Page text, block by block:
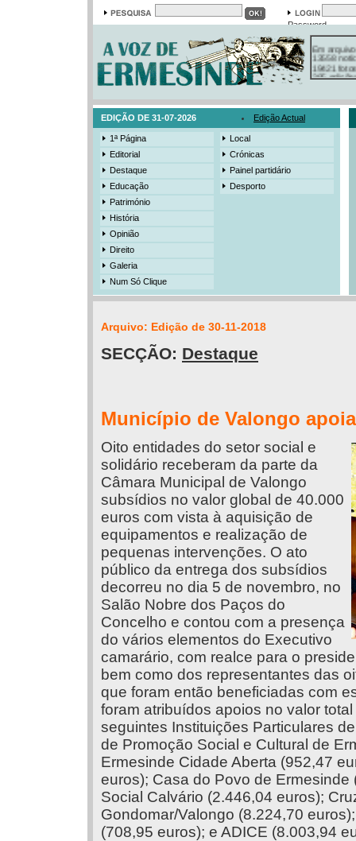
Password
Em arquivo
13558
19421
385
EDIÇÃO DE 31-07-2026 Edição Actual
1ª Página
Editorial
Destaque
Educação
Património
História
Opinião
Direito
Galeria
Num Só Clique
Local
Crónicas
Painel partidário
Desporto
Arquivo: Edição de 30-11-2018
SECÇÃO: Destaque
Município de Valongo
Oito entidades do setor social e
solidário receberam da parte da
Câmara Municipal de Valongo
subsídios no valor global de 40.000
euros com vista à aquisição de
equipamentos e realização de
pequenas intervenções. O ato
público da entrega dos subsídios
decorreu no dia 5 de novembro, no
Salão Nobre dos Paços do
Concelho e contou com a presença
do vários elementos do Executivo
camarário, com realce para o
bem como dos representantes das
que foram então beneficiadas com
foram atribuídos apoios no valor
seguintes Instituições Particulares
de Promoção Social e Cultural de
Ermesinde Cidade Aberta (952,47
euros); Casa do Povo de
Social Calvário (2.446,04 euros);
Gondomar/Valongo (8.224,70
(708,95 euros); e ADICE (8.003,94